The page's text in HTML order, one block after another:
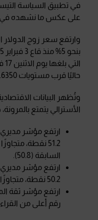
في تطبيق السياسة
على عكس ما نشهده في
وارتفع سعر زوج الدولار
حاليًا قرب مستويات 0.6350.
وتُظهر البيانات
الأسترالي يتمتع
ارتفع مؤشر
السابقة (50.8).
ارتفع مؤشر
50.2 نقطة، متجاوزًا القراءة السابقة (47.8).
رقم أعلى من القراءة